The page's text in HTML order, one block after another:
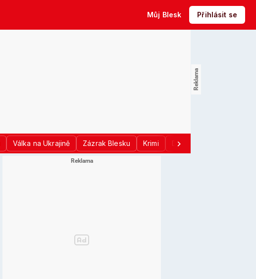
Můj Blesk Přihlásit se
Válka na Ukrajině Zázrak Blesku Krimi Donald Trump